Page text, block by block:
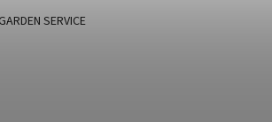
SERVICE